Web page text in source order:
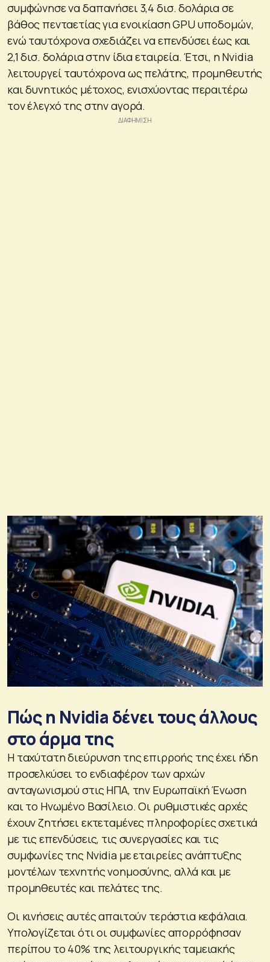
συμφώνησε να δαπανήσει 3,4 δισ. δολάρια σε
βάθος πενταετίας για ενοικίαση GPU υποδομών,
ενώ ταυτόχρονα σχεδιάζει να επενδύσει έως και
2,1 δισ. δολάρια στην ίδια εταιρεία. Έτσι, η Nvidia
λειτουργεί ταυτόχρονα ως πελάτης, προμηθευτής
και δυνητικός μέτοχος, ενισχύοντας περαιτέρω
τον έλεγχό της στην αγορά.
Πώς η Nvidia δένει τους άλλους
στο άρμα της
Η ταχύτατη διεύρυνση της επιρροής της έχει ήδη
προσελκύσει το ενδιαφέρον των αρχών
ανταγωνισμού στις ΗΠΑ, την Ευρωπαϊκή Ένωση
και το Ηνωμένο Βασίλειο. Οι ρυθμιστικές αρχές
έχουν ζητήσει εκτεταμένες πληροφορίες σχετικά
με τις επενδύσεις, τις συνεργασίες και τις
συμφωνίες της Nvidia με εταιρείες ανάπτυξης
μοντέλων τεχνητής νοημοσύνης, αλλά και με
προμηθευτές και πελάτες της.
Οι κινήσεις αυτές απαιτούν τεράστια κεφάλαια.
Υπολογίζεται ότι οι συμφωνίες απορρόφησαν
περίπου το 40% της λειτουργικής ταμειακής